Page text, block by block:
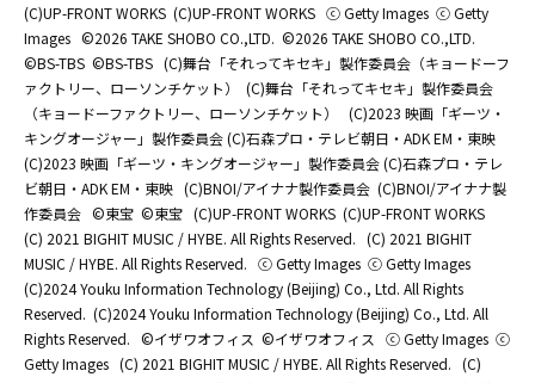
(C)UP-FRONT WORKS (C)UP-FRONT WORKS ⓒ Getty Images ⓒ Getty
Images ©2026 TAKE SHOBO CO.,LTD. ©2026 TAKE SHOBO CO.,LTD.
©BS-TBS ©BS-TBS (C)舞台「それってキセキ」製作委員会（キョードーフ
ァクトリー、ローソンチケット）
(C)舞台「それってキセキ」製作委員会
（キョードーファクトリー、ローソンチケット）
(C)2023 映画「ギーツ・
キングオージャー」製作委員会 (C)石森プロ・テレビ朝日・ADK EM・東映
(C)2023 映画「ギーツ・キングオージャー」製作委員会 (C)石森プロ・テレ
ビ朝日・ADK EM・東映 (C)BNOI/アイナナ製作委員会 (C)BNOI/アイナナ製
作委員会 ©東宝 ©東宝 (C)UP-FRONT WORKS (C)UP-FRONT WORKS
(C) 2021 BIGHIT MUSIC / HYBE. All Rights Reserved. (C) 2021 BIGHIT
MUSIC / HYBE. All Rights Reserved. ⓒ Getty Images ⓒ Getty Images
(C)2024 Youku Information Technology (Beijing) Co., Ltd. All Rights
Reserved. (C)2024 Youku Information Technology (Beijing) Co., Ltd. All
Rights Reserved. ©イザワオフィス ©イザワオフィス ⓒ Getty Images ⓒ
Getty Images (C) 2021 BIGHIT MUSIC / HYBE. All Rights Reserved. (C)